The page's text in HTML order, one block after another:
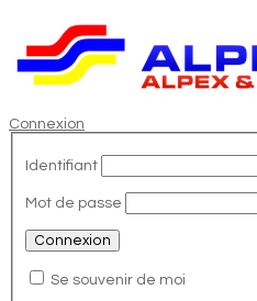
Connexion
Identifiant
Mot de passe
Se souvenir de moi